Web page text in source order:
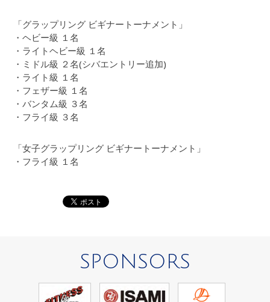
「グラップリング ビギナートーナメント」
・ヘビー級 １名
・ライトヘビー級 １名
・ミドル級 ２名(シバエントリー追加)
・ライト級 １名
・フェザー級 １名
・バンタム級 ３名
・フライ級 ３名
「女子グラップリング ビギナートーナメント」
・フライ級 １名
SPONSORS